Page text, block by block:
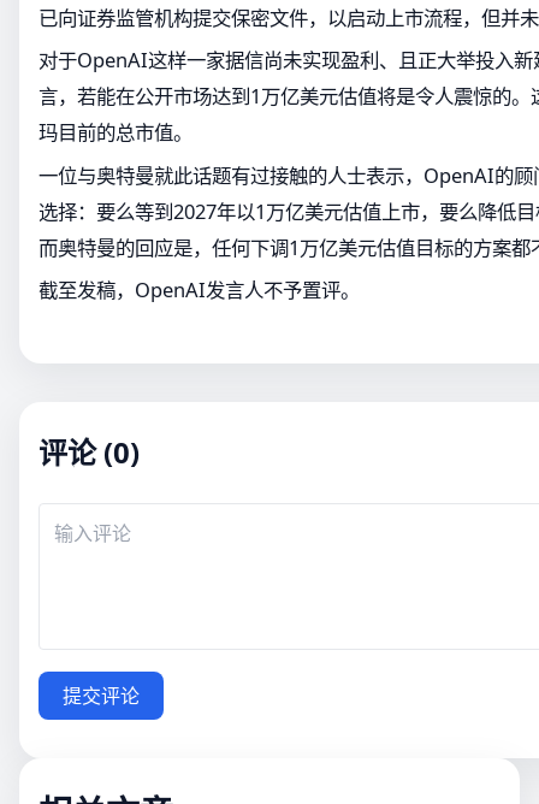
已向证券监管机构提交保密文件，以启动上市流程，但并
对于OpenAI这样一家据信尚未实现盈利、且正大举投入
言，若能在公开市场达到1万亿美元估值将是令人震惊的
玛目前的总市值。
一位与奥特曼就此话题有过接触的人士表示，OpenAI的
选择：要么等到2027年以1万亿美元估值上市，要么降低
而奥特曼的回应是，任何下调1万亿美元估值目标的方案都
截至发稿，OpenAI发言人不予置评。
评论 (0)
提交评论